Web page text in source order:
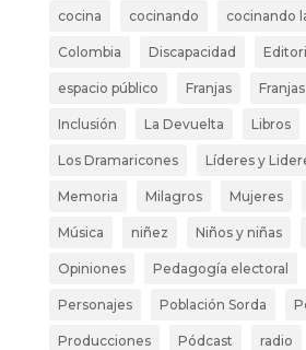
cocina cocinando cocinando
Colombia Discapacidad
espacio público Franjas
Inclusión La Devuelta Libros
Los Dramaricones Líderes y
Memoria Milagros Mujeres
Música niñez Niños y niñas
Opiniones Pedagogía electoral
Personajes Población Sorda
Producciones Pódcast radio